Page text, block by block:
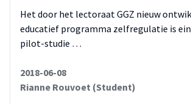
Het door het lectoraat GGZ nieuw
educatief programma zelfregulatie is
pilot-studie …
2018-06-08
Rianne Rouvoet (Student)